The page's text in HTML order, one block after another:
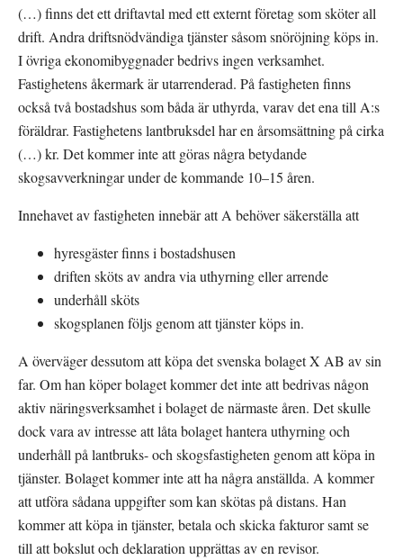
(…) finns det ett driftavtal med ett externt företag som sköter all
drift. Andra driftsnödvändiga tjänster såsom snöröjning köps in.
I övriga ekonomibyggnader bedrivs ingen verksamhet.
Fastighetens åkermark är utarrenderad. På fastigheten finns
också två bostadshus som båda är uthyrda, varav det ena till A:s
föräldrar. Fastighetens lantbruksdel har en årsomsättning på cirka
(…) kr. Det kommer inte att göras några betydande
skogsavverkningar under de kommande 10–15 åren.
Innehavet av fastigheten innebär att A behöver säkerställa att
hyresgäster finns i bostadshusen
driften sköts av andra via uthyrning eller arrende
underhåll sköts
skogsplanen följs genom att tjänster köps in.
A överväger dessutom att köpa det svenska bolaget X AB av sin
far. Om han köper bolaget kommer det inte att bedrivas någon
aktiv näringsverksamhet i bolaget de närmaste åren. Det skulle
dock vara av intresse att låta bolaget hantera uthyrning och
underhåll på lantbruks- och skogsfastigheten genom att köpa in
tjänster. Bolaget kommer inte att ha några anställda. A kommer
att utföra sådana uppgifter som kan skötas på distans. Han
kommer att köpa in tjänster, betala och skicka fakturor samt se
till att bokslut och deklaration upprättas av en revisor.